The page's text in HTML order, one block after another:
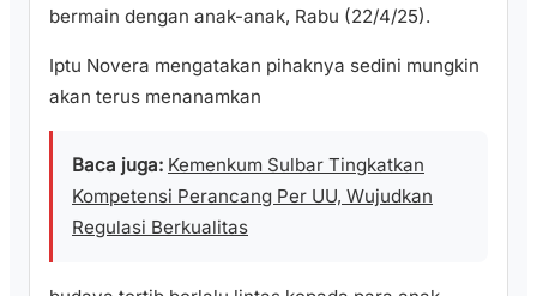
bermain dengan anak-anak, Rabu (22/4/25).
Iptu Novera mengatakan pihaknya sedini mungkin
akan terus menanamkan
Baca juga: Kemenkum Sulbar Tingkatkan
Kompetensi Perancang Per UU, Wujudkan
Regulasi Berkualitas